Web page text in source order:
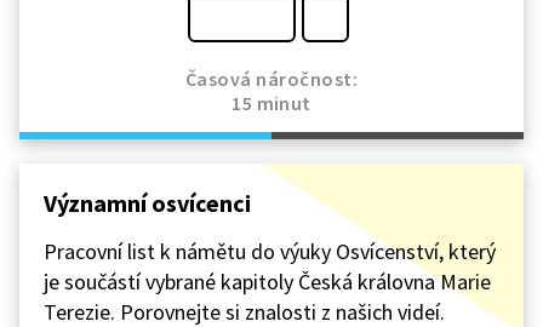
Časová náročnost:
15 minut
Významní osvícenci
Pracovní list k námětu do výuky Osvícenství, který
je součástí vybrané kapitoly Česká královna Marie
Terezie. Porovnejte si znalosti z našich videí.